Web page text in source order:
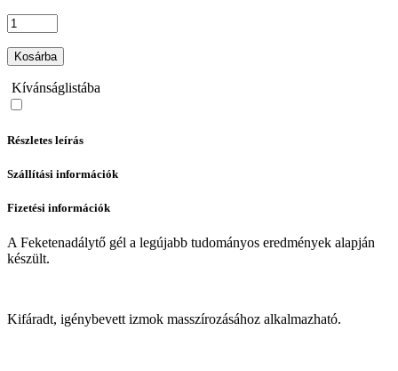
Kosárba
Kívánságlistába
Részletes leírás
Szállítási információk
Fizetési információk
A Feketenadálytő gél a legújabb tudományos eredmények alapján
készült.
Kifáradt, igénybevett izmok masszírozásához alkalmazható.